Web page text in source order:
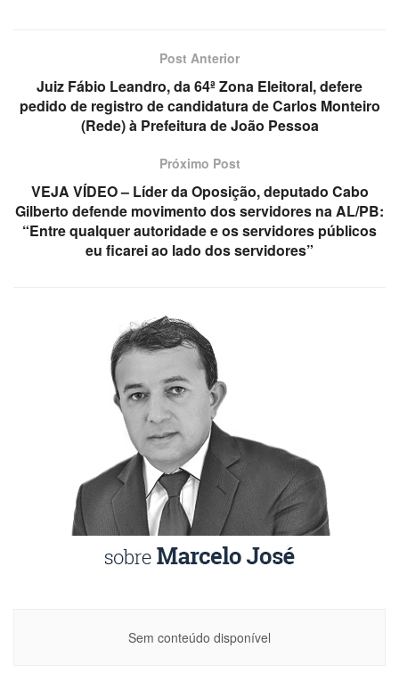
Post Anterior
Juiz Fábio Leandro, da 64ª Zona Eleitoral, defere
pedido de registro de candidatura de Carlos Monteiro
(Rede) à Prefeitura de João Pessoa
Próximo Post
VEJA VÍDEO – Líder da Oposição, deputado Cabo
Gilberto defende movimento dos servidores na AL/PB:
“Entre qualquer autoridade e os servidores públicos
eu ficarei ao lado dos servidores”
Sem conteúdo disponível